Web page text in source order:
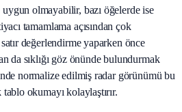
olmayabilir, bazı öğelerde ise
tamamlama açısından çok
değerlendirme yaparken önce
da sıklığı göz önünde bulundurmak
normalize edilmiş radar görünümü bu
okumayı kolaylaştırır.